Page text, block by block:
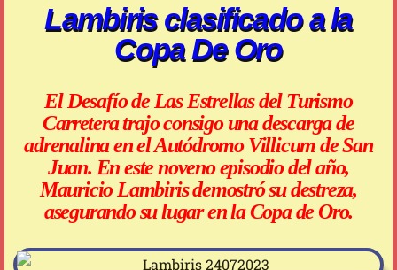
Lambiris clasificado a la
Copa De Oro
El Desafío de Las Estrellas del Turismo
Carretera trajo consigo una descarga de
adrenalina en el Autódromo Villicum de San
Juan. En este noveno episodio del año,
Mauricio Lambiris demostró su destreza,
asegurando su lugar en la Copa de Oro.